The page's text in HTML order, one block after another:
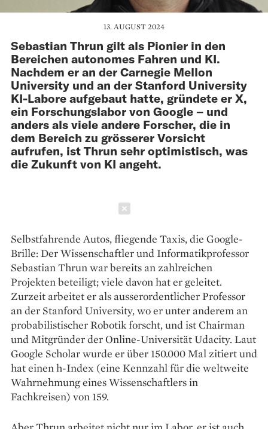
13. AUGUST 2024
Sebastian Thrun gilt als Pionier in den
Bereichen autonomes Fahren und KI.
Nachdem er an der Carnegie Mellon
University und an der Stanford University
KI-Labore aufgebaut hatte, gründete er X,
ein Forschungslabor von Google – und
anders als viele andere Forscher, die in
dem Bereich zu grösserer Vorsicht
aufrufen, ist Thrun sehr optimistisch, was
die Zukunft von KI angeht.
Selbstfahrende Autos, fliegende Taxis, die Google-
Brille: Der Wissenschaftler und Informatikprofessor
Sebastian Thrun war bereits an zahlreichen
Projekten beteiligt; viele davon hat er geleitet.
Zurzeit arbeitet er als ausserordentlicher Professor
an der Stanford University, wo er unter anderem an
probabilistischer Robotik forscht, und ist Chairman
und Mitgründer der Online-Universität Udacity. Laut
Google Scholar wurde er über 150.000 Mal zitiert und
hat einen h-Index (eine Kennzahl für die weltweite
Wahrnehmung eines Wissenschaftlers in
Fachkreisen) von 159.